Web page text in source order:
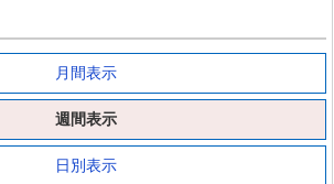
月間表示
週間表示
日別表示